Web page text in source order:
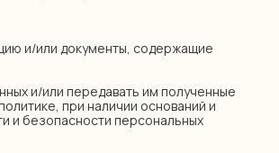
и/или документы, содержащие
и/или передавать им полученные
при наличии оснований и
и безопасности персональных